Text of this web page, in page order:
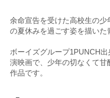
余命宣告を受けた高校生の
の夏休みを過ごす姿を描いた
ボーイズグループ1PUNCH
演映画で、少年の切なくて
作品です。